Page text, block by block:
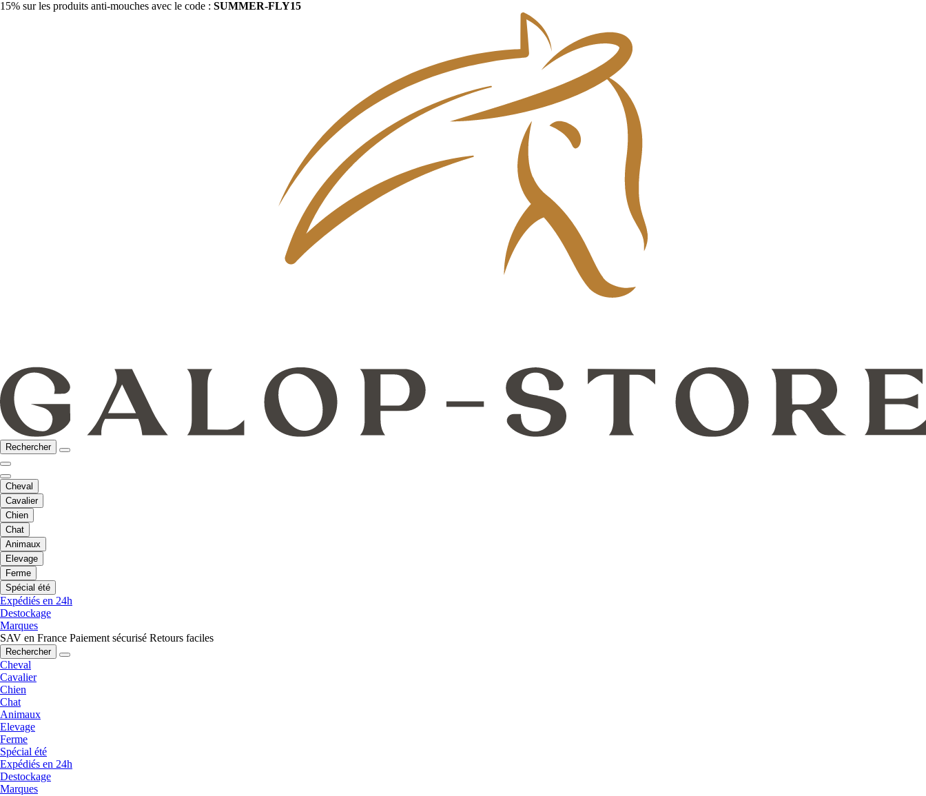
15% sur les produits anti-mouches avec le code : SUMMER-FLY15
Rechercher
Cheval
Cavalier
Chien
Chat
Animaux
Elevage
Ferme
Spécial été
Expédiés en 24h
Destockage
Marques
SAV en France Paiement sécurisé Retours faciles
Rechercher
Cheval
Cavalier
Chien
Chat
Animaux
Elevage
Ferme
Spécial été
Expédiés en 24h
Destockage
Marques